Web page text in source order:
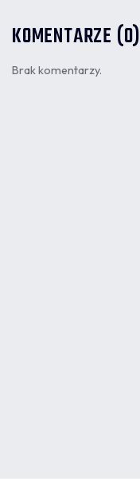
KOMENTARZE (0)
Brak komentarzy.